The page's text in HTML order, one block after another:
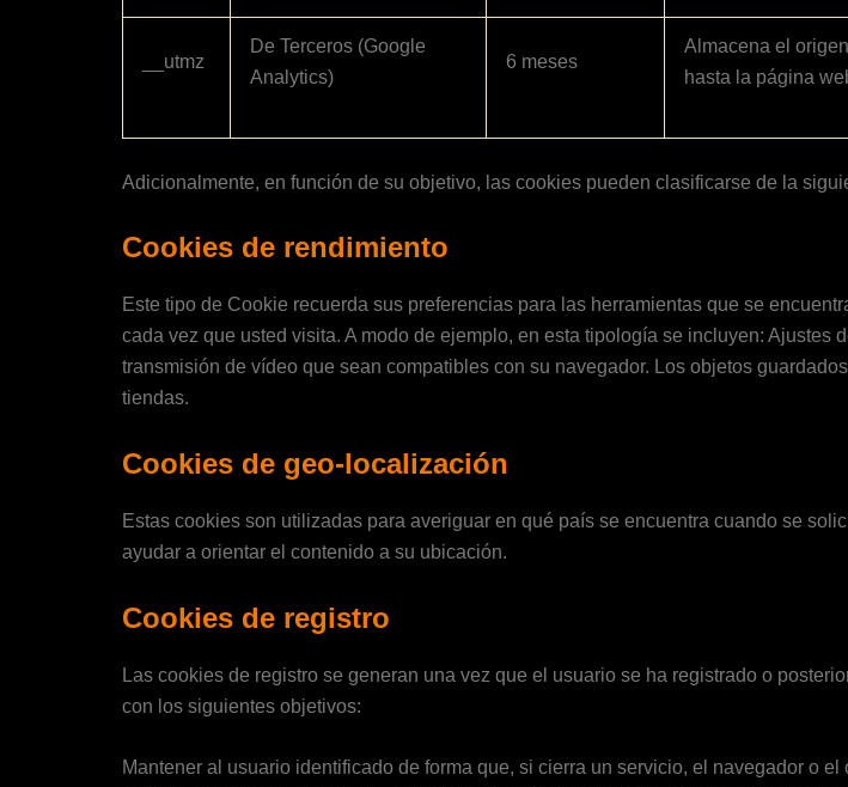
__utmz
De Terceros (Google
Analytics)
6 meses
Almacena el
hasta la página
Adicionalmente, en función de su objetivo, las cookies pueden clasificarse de la
Cookies de rendimiento
Este tipo de Cookie recuerda sus preferencias para las herramientas que se
cada vez que usted visita. A modo de ejemplo, en esta tipología se incluyen:
transmisión de vídeo que sean compatibles con su navegador. Los objetos
tiendas.
Cookies de geo-localización
Estas cookies son utilizadas para averiguar en qué país se encuentra cuando se
ayudar a orientar el contenido a su ubicación.
Cookies de registro
Las cookies de registro se generan una vez que el usuario se ha registrado o
con los siguientes objetivos:
Mantener al usuario identificado de forma que, si cierra un servicio, el navegador o